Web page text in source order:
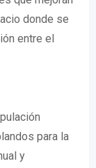
donde se
entre el
para la
y